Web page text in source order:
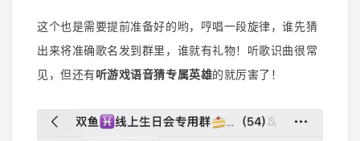
这个也是需要提前准备好的哟， 哼唱一段旋律，谁先猜
出来将准确歌名发到群里，谁就有礼物！听歌识曲很常
见，但还有听游戏语音猜专属英雄的就厉害了！